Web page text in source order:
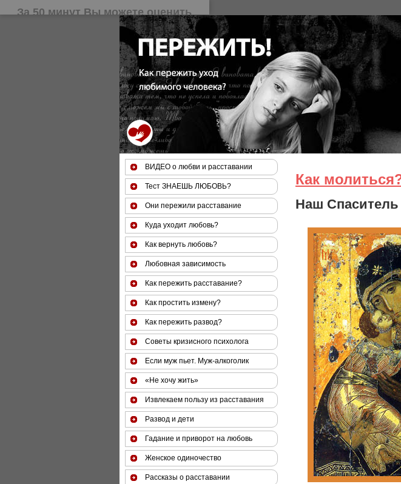
За 50 минут Вы можете оценить тяжесть своего
Как
Наш Спаситель
ВИДЕО о любви и расставании
Тест ЗНАЕШЬ ЛЮБОВЬ?
Они пережили расставание
Куда уходит любовь?
Как вернуть любовь?
Любовная зависимость
Как пережить расставание?
Как простить измену?
Как пережить развод?
Советы кризисного психолога
Если муж пьет. Муж-алкоголик
«Не хочу жить»
Извлекаем пользу из расставания
Развод и дети
Гадание и приворот на любовь
Женское одиночество
Рассказы о расставании